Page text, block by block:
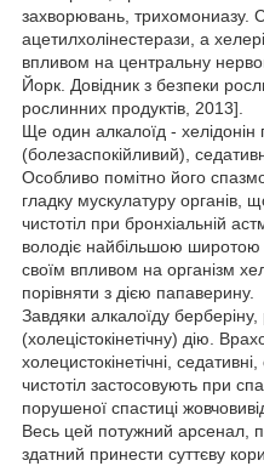
захворювань, трихомониазу.
ацетилхолінестерази, а
впливом на центральну
Йорк. Довідник з безпеки
рослинних продуктів, 2013].
Ще один алкалоїд -
(болезаспокійливий),
Особливо помітно його
гладку мускулатуру органів,
чистотіл при бронхіальній
володіє найбільшою широтою
своїм впливом на організм
порівняти з дією папаверину.
Завдяки алкалоїду
(холецістокінетічну) дію.
холецистокінетічні,
чистотіл застосовують при
порушеної спастиці
Весь цей потужний арсенал,
здатний принести суттєву